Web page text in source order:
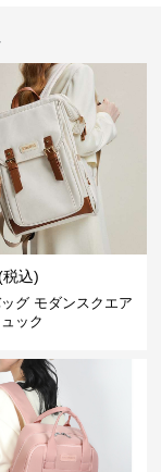
税込)
グ モダンスクエア
ック